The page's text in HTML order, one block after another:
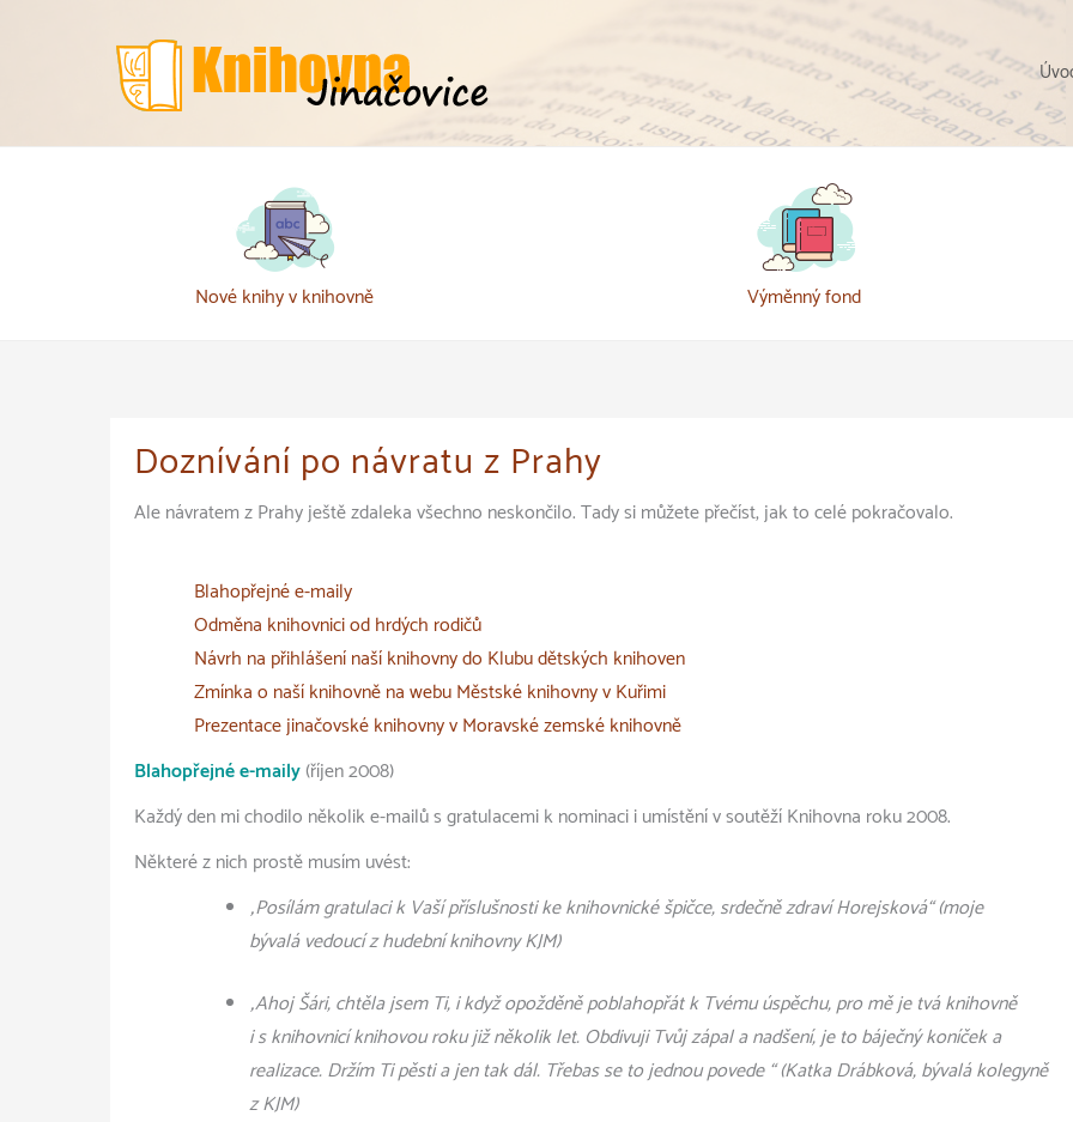
Nové knihy v knihovně Výměnný fond
Doznívání po návratu z Prahy
Ale návratem z Prahy ještě zdaleka všechno neskončilo. Tady si můžete přečíst, jak to celé pokračovalo.
Blahopřejné e-maily
Odměna knihovnici od hrdých rodičů
Návrh na přihlášení naší knihovny do Klubu dětských knihoven
Zmínka o naší knihovně na webu Městské knihovny v Kuřimi
Prezentace jinačovské knihovny v Moravské zemské knihovně
Blahopřejné e-maily(říjen 2008)
Každý den mi chodilo několik e-mailů s gratulacemi k nominaci i umístění v soutěží Knihovna roku 2008.
Některé z nich prostě musím uvést:
„Posílám gratulaci k Vaší příslušnosti ke knihovnické špičce, srdečně zdraví Horejsková“ (moje
bývalá vedoucí z hudební knihovny KJM)
„Ahoj Šári, chtěla jsem Ti, i když opožděně poblahopřát k Tvému úspěchu, pro mě je tvá knihovně
i s knihovnicí knihovou roku již několik let. Obdivuji Tvůj zápal a nadšení, je to báječný koníček a
realizace. Držím Ti pěsti a jen tak dál. Třebas se to jednou povede “ (Katka Drábková, bývalá kolegyně
z KJM)